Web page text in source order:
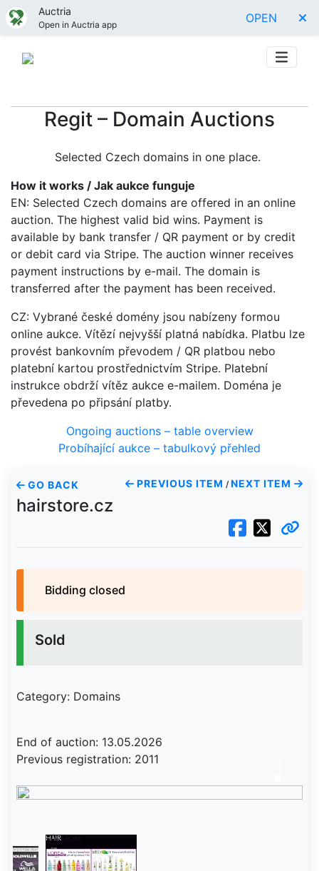
Auctria
Open in Auctria app OPEN
Regit – Domain Auctions
Selected Czech domains in one place.
How it works / Jak aukce funguje
EN: Selected Czech domains are offered in an online
auction. The highest valid bid wins. Payment is
available by bank transfer / QR payment or by credit
or debit card via Stripe. The auction winner receives
payment instructions by e-mail. The domain is
transferred after the payment has been received.
CZ: Vybrané české domény jsou nabízeny formou
online aukce. Vítězí nejvyšší platná nabídka. Platbu lze
provést bankovním převodem / QR platbou nebo
platební kartou prostřednictvím Stripe. Platební
instrukce obdrží vítěz aukce e-mailem. Doména je
převedena po připsání platby.
Ongoing auctions – table overview
Probíhající aukce – tabulkový přehled
GO BACK PREVIOUS ITEM / NEXT ITEM
hairstore.cz
Bidding closed
Sold
Category: Domains
End of auction: 13.05.2026
Previous registration: 2011